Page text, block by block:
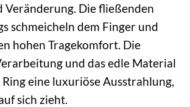
Veränderung. Die fließenden
schmeicheln dem Finger und
hohen Tragekomfort. Die
und das edle Material
eine luxuriöse Ausstrahlung,
sich zieht.